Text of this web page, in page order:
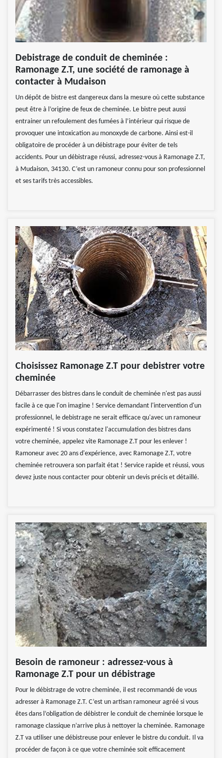
Debistrage de conduit de cheminée :
Ramonage Z.T, une société de ramonage à
contacter à Mudaison
Un dépôt de bistre est dangereux dans la mesure où cette substance
peut être à l’origine de feux de cheminée. Le bistre peut aussi
entrainer un refoulement des fumées à l’intérieur qui risque de
provoquer une intoxication au monoxyde de carbone. Ainsi est-il
obligatoire de procéder à un débistrage pour éviter de tels
accidents. Pour un débistrage réussi, adressez-vous à Ramonage Z.T,
à Mudaison, 34130. C’est un ramoneur connu pour son professionnel
et ses tarifs très accessibles.
Choisissez Ramonage Z.T pour debistrer votre
cheminée
Débarrasser des bistres dans le conduit de cheminée n'est pas aussi
facile à ce que l'on imagine ! Service demandant l'intervention d'un
professionnel, le debistrage ne serait efficace qu'avec un ramoneur
expérimenté ! Si vous constatez l'accumulation des bistres dans
votre cheminée, appelez vite Ramonage Z.T pour les enlever !
Ramoneur avec 20 ans d'expérience, avec Ramonage Z.T, votre
cheminée retrouvera son parfait état ! Service rapide et réussi, vous
devez juste nous contacter pour obtenir un devis précis et détaillé.
Besoin de ramoneur : adressez-vous à
Ramonage Z.T pour un débistrage
Pour le débistrage de votre cheminée, il est recommandé de vous
adresser à Ramonage Z.T. C’est un artisan ramoneur agréé si vous
êtes dans l’obligation de débistrer le conduit de cheminée lorsque le
ramonage classique n’arrive plus à nettoyer la cheminée. Ramonage
Z.T va utiliser une débistreuse pour enlever le bistre du conduit. Il va
procéder de façon à ce que votre cheminée soit efficacement